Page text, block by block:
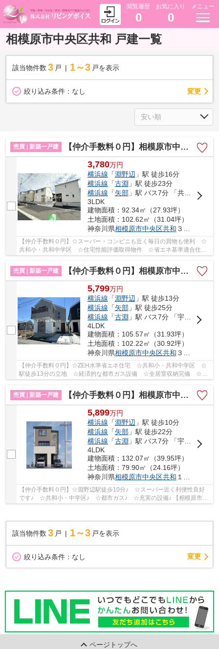
閲覧履歴
0
お気に入り
0
メニュー
相模原市中央区共和 戸建一覧
該当物件数 3 戸 1～3 戸を表示
絞り込み条件： なし 変更
売買 | 新築一戸建 【仲介手数料０円】相模原市中央区共和第6 新築一戸建て 4号棟 全10棟
3,780万円
横浜線 「淵野辺 」駅 徒歩16分
横浜線 「古淵 」駅 徒歩23分
横浜線 「矢部」駅 バス7分 「共和（神奈川県）」 停歩5分
3LDK
建物面積：92.34㎡（27.93坪）
土地面積：102.62㎡（31.04坪）
神奈川県相模原市中央区共和 ３丁目
【仲介手数料０円】☆スーパー・コンビニも近く毎日の買物も便利 ☆
共和小・共和中学区 ☆住宅性能評価取得物件 ☆省エネ基準適合住
売買 | 新築一戸建
【仲介手数料０円】相模原市中央区共和5期 新築一戸建て
5,799万円
横浜線 「淵野辺 」駅 徒歩13分
横浜線 「矢部」駅 徒歩25分
横浜線 「古淵 」駅 バス7分 「宇宙科学研究本部」 停歩4分
4LDK
建物面積：105.57㎡（31.93坪）
土地面積：102.22㎡（30.92坪）
神奈川県相模原市中央区共和 ３丁目
【仲介手数料０円】☆ZEH水準省エネ住宅 ☆共和小・共和中学区 ☆
駅徒歩13分の立地 ☆経済的な都市ガス設備 ☆全居室収納完備 ☆ス
売買 | 新築一戸建
【仲介手数料０円】相模原市中央区共和2期 新築一戸建て
5,899万円
横浜線 「淵野辺 」駅 徒歩10分
横浜線 「矢部」駅 徒歩22分
横浜線 「古淵 」駅 バス7分 「宇宙科学研究本部」 停歩7分
4LDK
建物面積：132.07㎡（39.95坪）
土地面積：79.90㎡（24.16坪）
神奈川県相模原市中央区共和 １丁目
【仲介手数料０円】☆淵野辺駅徒歩10分♪ ☆スーパー近く利便性良好
です♪ ☆共和小・中学区♪ ☆都市ガス♪ ☆充実の設備♪ 【相模原市中
該当物件数 3 戸 1～3 戸を表示
絞り込み条件： なし 変更
ページトップへ